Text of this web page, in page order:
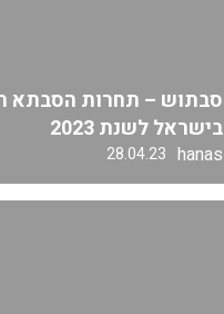
סבתוש – תחרות הסבתא
בישראל לשנת 2023
hanas
28.04.23